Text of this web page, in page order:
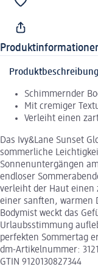
Produktbeschreibung
Schimmernder
Mit cremiger
Verleiht einen
Das Ivy&Lane Sunset
sommerliche
Sonnenuntergängen
endloser
verleiht der Haut
einer sanften, warmen
Bodymist weckt das
Urlaubsstimmung
perfekten Sommertag
dm-Artikelnummer:
GTIN 9120130827344